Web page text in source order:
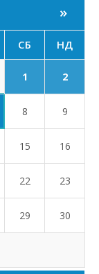
»
СБ НД
1 2
8 9
15 16
22 23
29 30